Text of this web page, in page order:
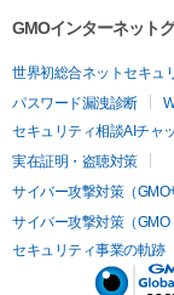
GMOインターネット
世界初総合ネットセキュ
パスワード漏洩診断
セキュリティ相談AIチャ
実在証明・盗聴対策
サイバー攻撃対策（GMO
サイバー攻撃対策（GMO
セキュリティ事業の軌跡